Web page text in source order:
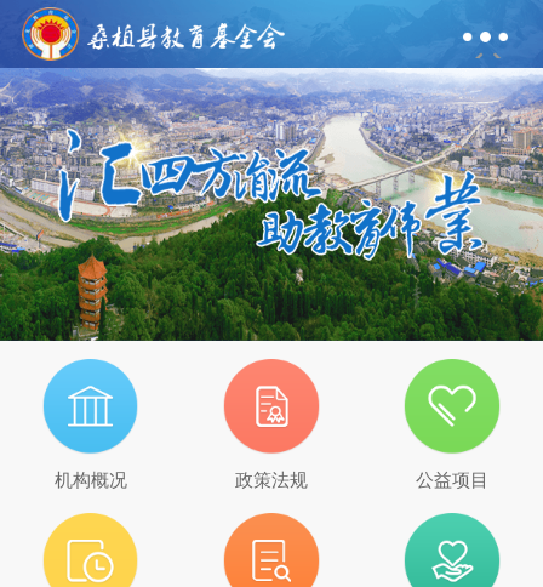
机构概况 政策法规 公益项目